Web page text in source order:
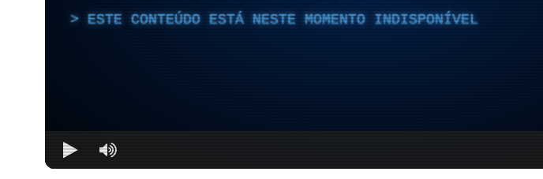
ESTE CONTEÚDO ESTÁ NESTE MOMENTO INDISPONÍVEL